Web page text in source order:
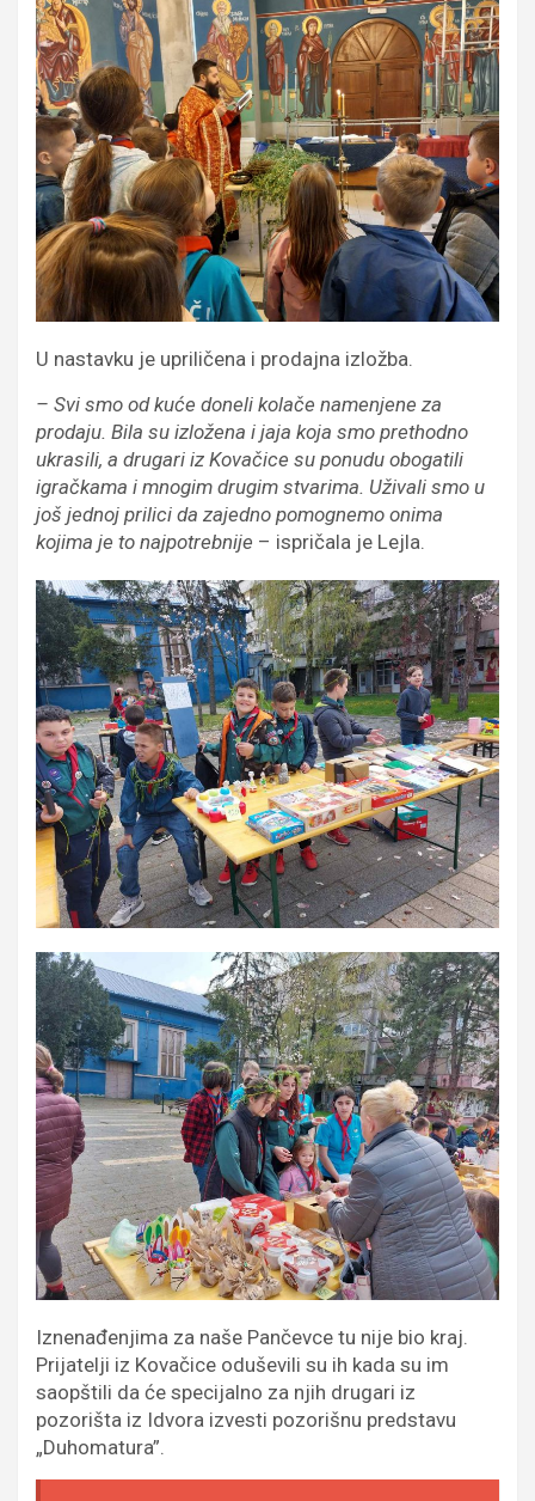
U nastavku je upriličena i prodajna izložba.
– Svi smo od kuće doneli kolače namenjene za
prodaju. Bila su izložena i jaja koja smo prethodno
ukrasili, a drugari iz Kovačice su ponudu obogatili
igračkama i mnogim drugim stvarima. Uživali smo u
još jednoj prilici da zajedno pomognemo onima
kojima je to najpotrebnije – ispričala je Lejla.
Iznenađenjima za naše Pančevce tu nije bio kraj.
Prijatelji iz Kovačice oduševili su ih kada su im
saopštili da će specijalno za njih drugari iz
pozorišta iz Idvora izvesti pozorišnu predstavu
„Duhomatura”.